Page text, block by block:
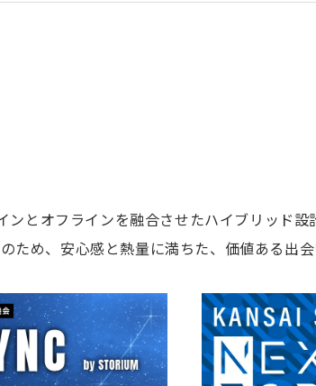
ンとオフラインを融合させたハイブリッド
ため、安心感と熱量に満ちた、価値ある出会